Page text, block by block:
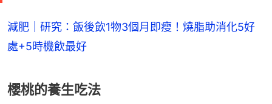
減肥｜研究：飯後飲1物3個月即瘦！燒脂助消化5好
處+5時機飲最好
櫻桃的養生吃法